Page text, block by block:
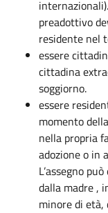
preadottivo
residente nel
essere
cittadina
soggiorno.
essere
momento
nella propria
adozione o in
L’assegno
dalla madre ,
minore di età,